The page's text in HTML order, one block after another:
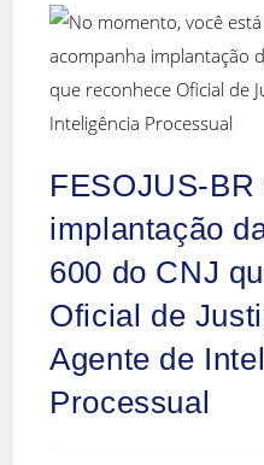
FESOJUS-
implantação
600 do CNJ
Oficial de
Agente de
Processual